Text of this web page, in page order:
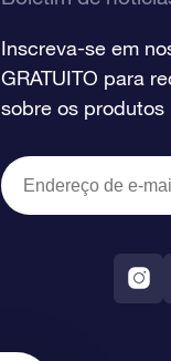
Inscreva-se em
GRATUITO para
sobre os produtos